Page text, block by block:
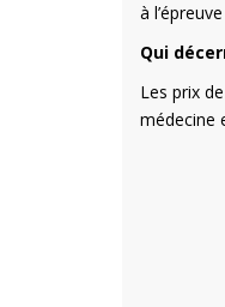
à
Qui
Les prix
médecine